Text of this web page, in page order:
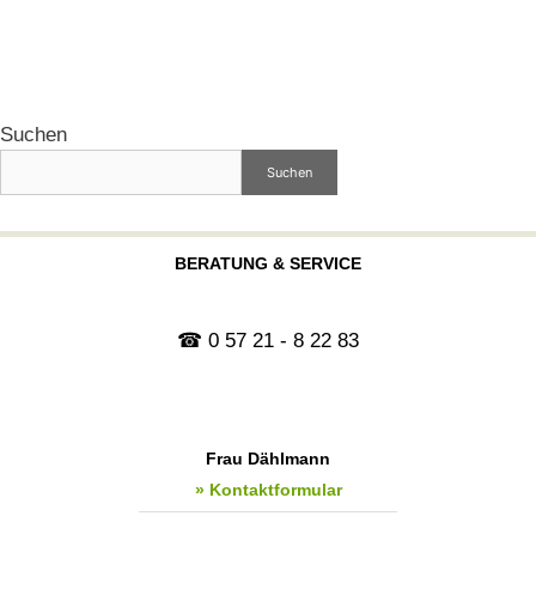
Suchen
Suchen
BERATUNG & SERVICE
☎ 0 57 21 - 8 22 83
Frau Dählmann
» Kontaktformular